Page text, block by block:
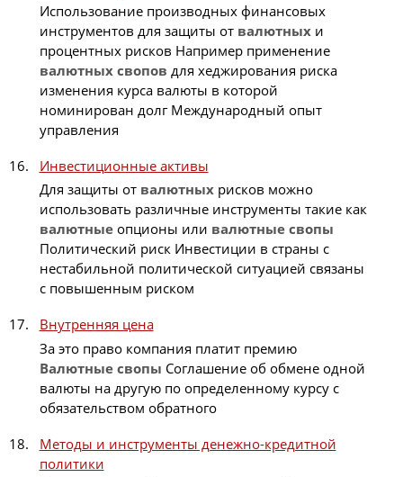
Использование производных финансовых
инструментов для защиты от валютныхи
процентных рисков Например применение
валютных свопов для хеджирования риска
изменения курса валюты в которой
номинирован долг Международный опыт
управления
Инвестиционные активы
Для защиты от валютныхрисков можно
использовать различные инструменты такие как
валютныеопционы или валютные свопы
Политический риск Инвестиции в страны с
нестабильной политической ситуацией связаны
с повышенным риском
Внутренняя цена
За это право компания платит премию
Валютные свопы Соглашение об обмене одной
валюты на другую по определенному курсу с
обязательством обратного
Методы и инструменты денежно-кредитной
политики